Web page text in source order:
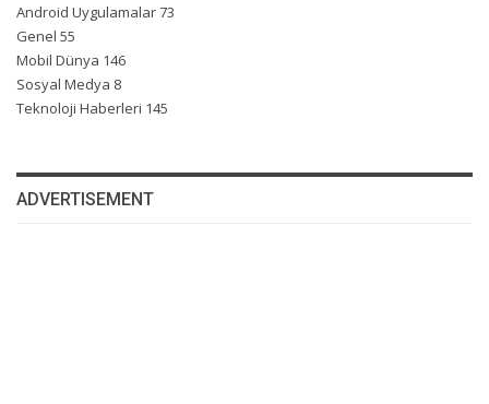
Android Uygulamalar73
Genel 55
Mobil Dünya 146
Sosyal Medya 8
Teknoloji Haberleri 145
ADVERTISEMENT